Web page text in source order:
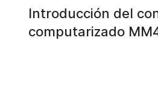
Introducción del
computarizado